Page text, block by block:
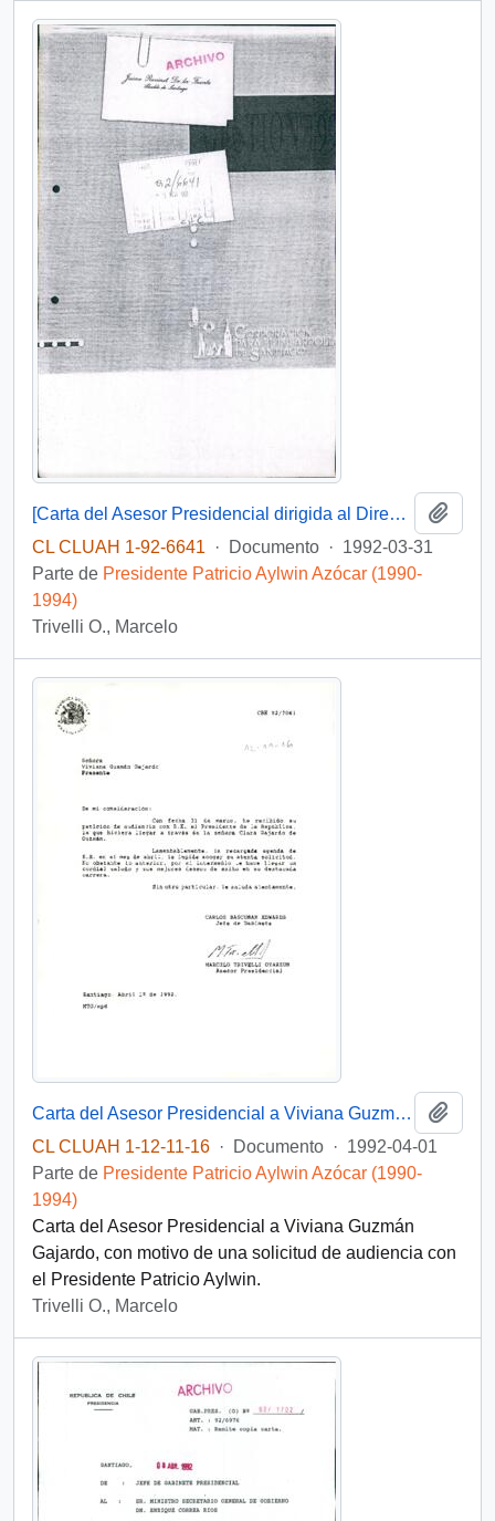
[Carta del Asesor Presidencial dirigida al Director Ejecutivo de la Corporación para el Desarrollo de Santiago]
CL CLUAH 1-92-6641
· Documento · 1992-03-31
Parte de Presidente Patricio Aylwin Azócar (1990-
1994)
Trivelli O., Marcelo
Carta del Asesor Presidencial a Viviana Guzmán Gajardo
CL CLUAH 1-12-11-16 · Documento · 1992-04-01
Parte de Presidente Patricio Aylwin Azócar (1990-
1994)
Carta del Asesor Presidencial a Viviana Guzmán
Gajardo, con motivo de una solicitud de audiencia con
el Presidente Patricio Aylwin.
Trivelli O., Marcelo